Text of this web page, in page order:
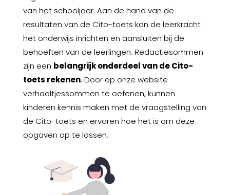
van het schooljaar. Aan de hand van de
resultaten van de Cito-toets kan de leerkracht
het onderwijs inrichten en aansluiten bij de
behoeften van de leerlingen. Redactiesommen
zijn een belangrijk onderdeel van de Cito-
toets rekenen. Door op onze website
verhaaltjessommen te oefenen, kunnen
kinderen kennis maken met de vraagstelling van
de Cito-toets en ervaren hoe het is om deze
opgaven op te lossen.